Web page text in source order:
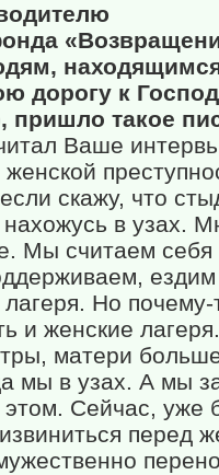
дорогу к
пришло такое
Ваше
женской
скажу, что
в узах.
Мы считаем себя
Но почему-
и женские
матери
мы в узах. А мы
Сейчас, уже
перед